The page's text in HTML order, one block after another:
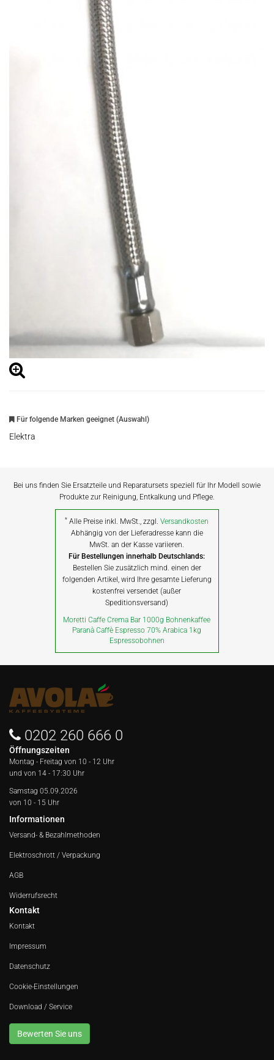
Für folgende Marken geeignet (Auswahl)
Elektra
Bei uns finden Sie Ersatzteile und Reparatursets speziell für Ihr Modell sowie
Produkte zur Reinigung, Entkalkung und Pflege.
* Alle Preise inkl. MwSt., zzgl.Versandkosten
Abhängig von der Lieferadresse kann die
MwSt. an der Kasse variieren.
Für Bestellungen innerhalb Deutschlands:
Bestellen Sie zusätzlich mind. einen der
folgenden Artikel, wird Ihre gesamte Lieferung
kostenfrei versendet (außer
Speditionsversand)
Moretti Caffe Crema Bar 1000g Bohnenkaffee
Paranà Caffè Espresso 70% Arabica 1kg
Espressobohnen
0202 260 666 0
Öffnungszeiten
Montag - Freitag von 10 - 12 Uhr
und von 14 - 17:30 Uhr
Samstag 05.09.2026
von 10 - 15 Uhr
Informationen
Versand- & Bezahlmethoden
Elektroschrott / Verpackung
AGB
Widerrufsrecht
Kontakt
Kontakt
Impressum
Datenschutz
Cookie-Einstellungen
Download / Service
Bewerten Sie uns